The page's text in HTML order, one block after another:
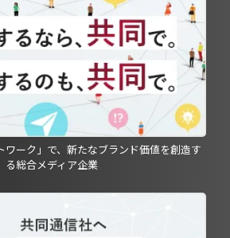
ワーク」で、新たなブランド価値を創造す
る総合メディア企業